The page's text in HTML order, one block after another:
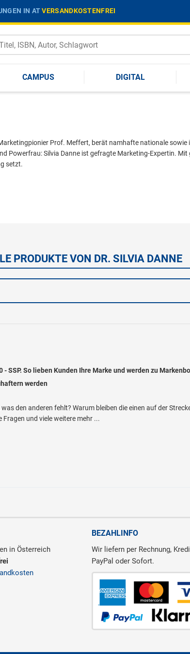
IN ATVERSANDKOSTENFREI
CAMPUS DIGITAL
Prof. Meffert, berät namhafte nationale
Powerfrau: Silvia Danne ist gefragte Marketing-Expertin.
setzt.
PRODUKTE VON DR. SILVIA DANNE
SSP. So lieben Kunden Ihre Marke und werden zu
werden
den anderen fehlt? Warum bleiben die einen auf der
und viele weitere mehr ...
in Österreich
BEZAHLINFO
Wir liefern per Rechnung,
PayPal oder Sofort.